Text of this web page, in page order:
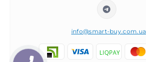
info@smart-buy.com.ua